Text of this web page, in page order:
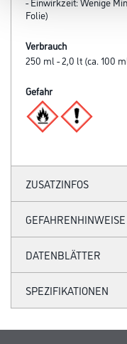
Folie)
Verbrauch
250 ml - 2,0 lt (ca. 100
Gefahr
ZUSATZINFOS
GEFAHRENHINWEISE
DATENBLÄTTER
SPEZIFIKATIONEN